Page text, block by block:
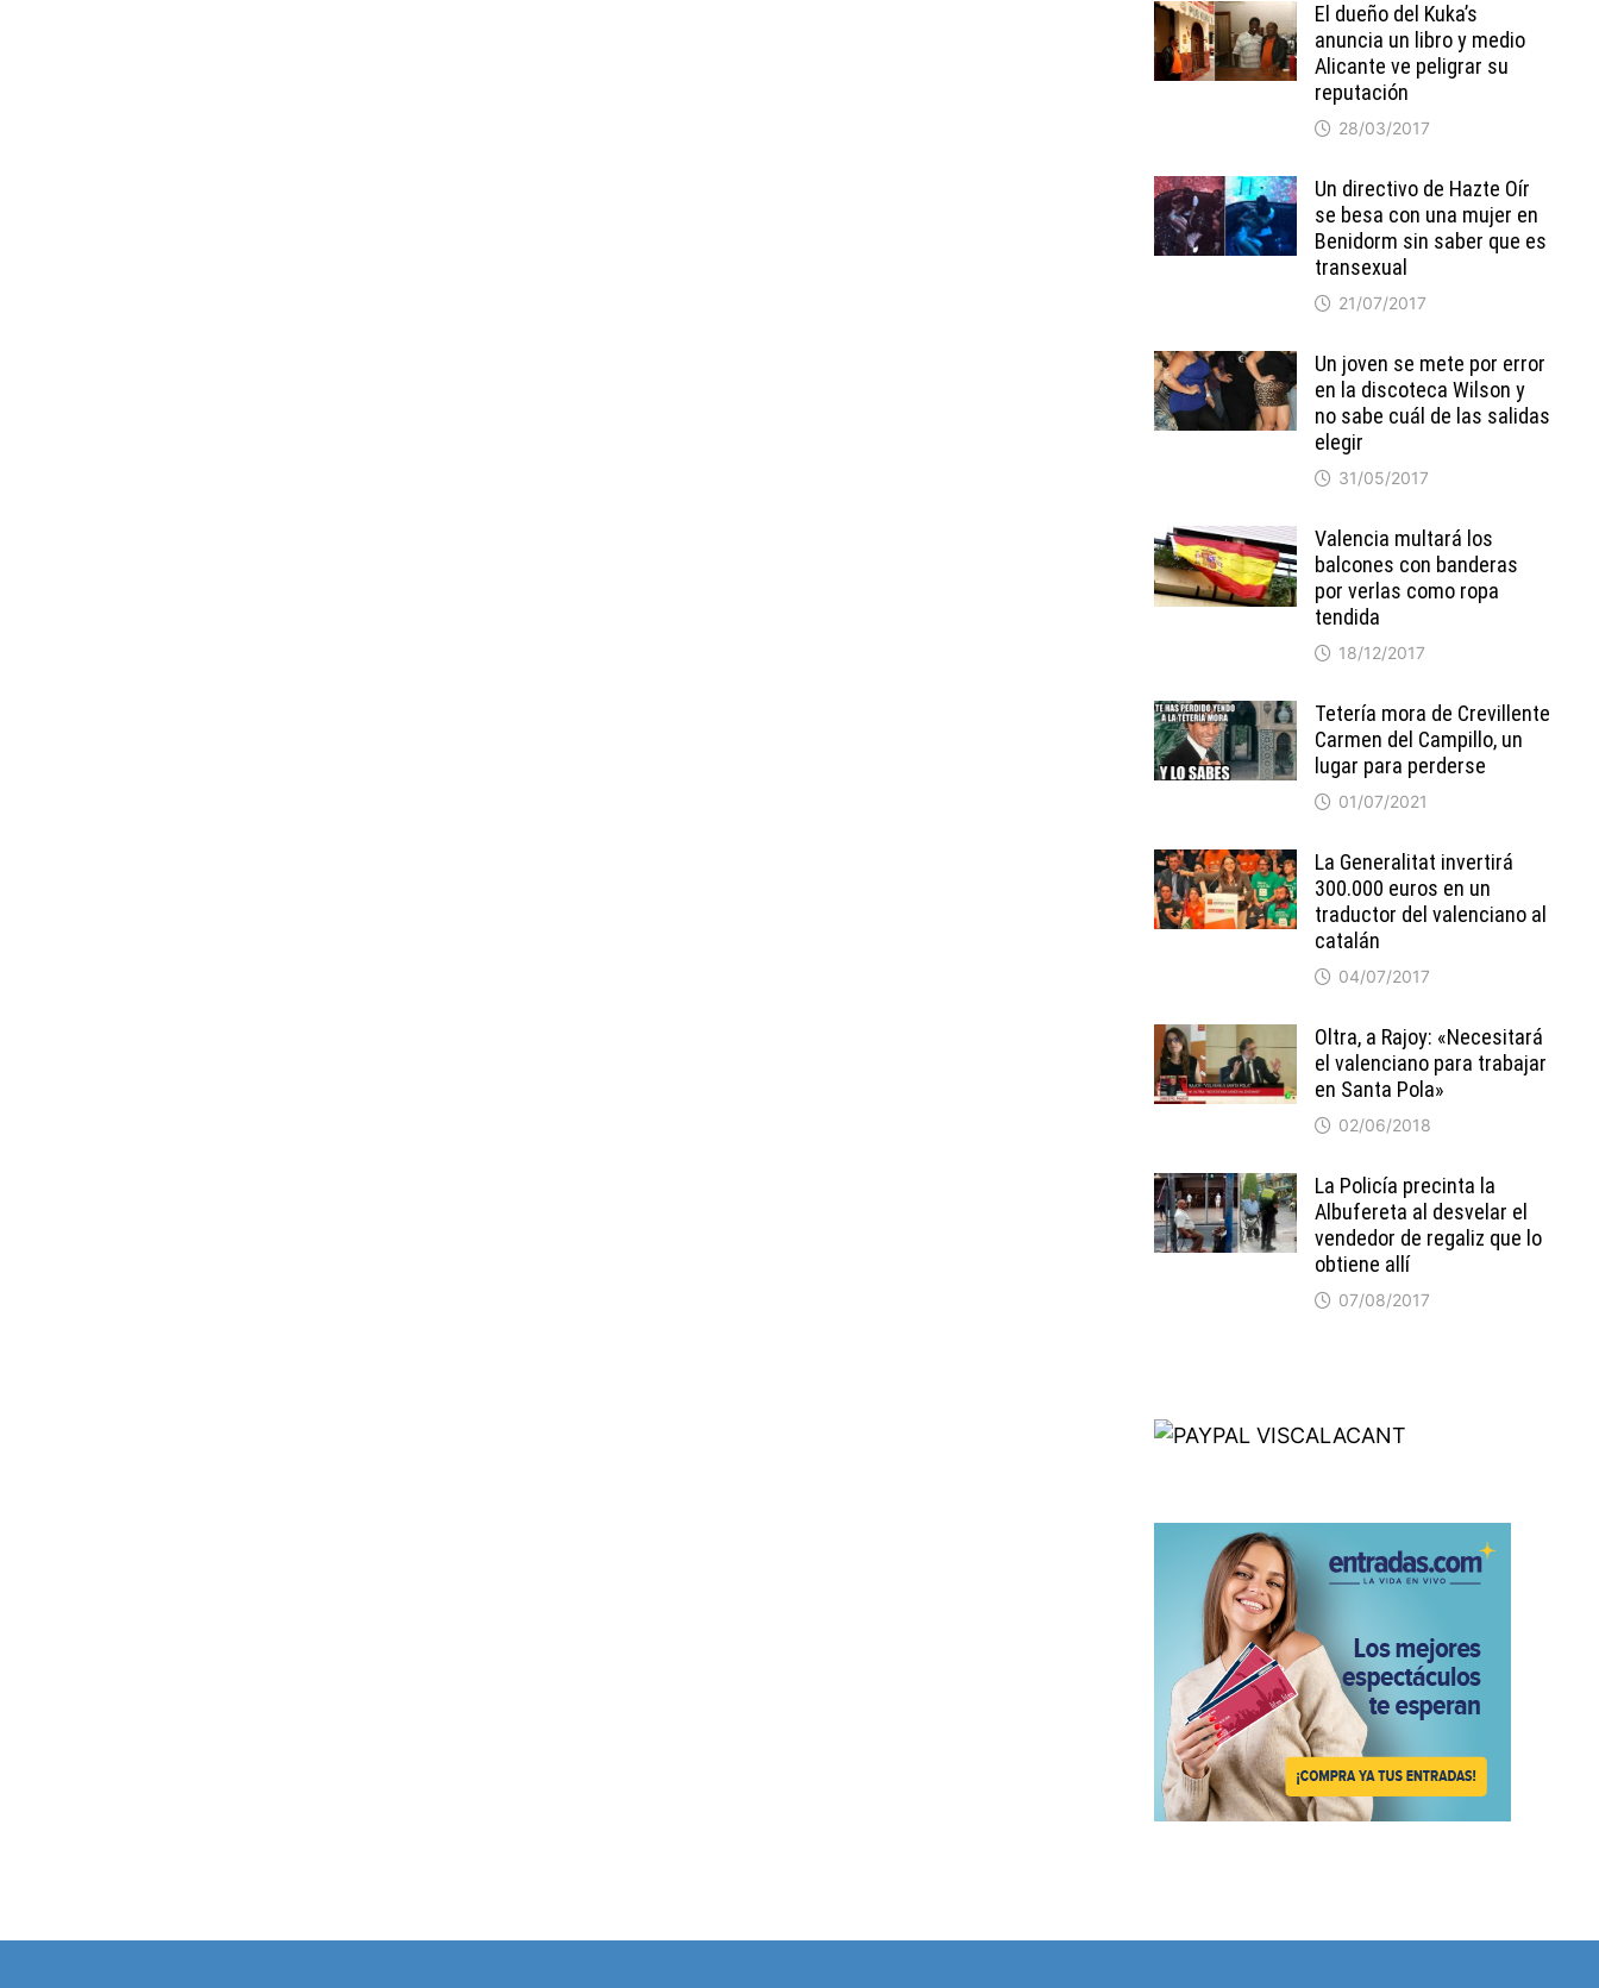
El dueño del Kuka’s
anuncia un libro y medio
Alicante ve peligrar su
reputación
28/03/2017
Un directivo de Hazte Oír
se besa con una mujer en
Benidorm sin saber que es
transexual
21/07/2017
Un joven se mete por error
en la discoteca Wilson y
no sabe cuál de las salidas
elegir
31/05/2017
Valencia multará los
balcones con banderas
por verlas como ropa
tendida
18/12/2017
Tetería mora de Crevillente
Carmen del Campillo, un
lugar para perderse
01/07/2021
La Generalitat invertirá
300.000 euros en un
traductor del valenciano al
catalán
04/07/2017
Oltra, a Rajoy: «Necesitará
el valenciano para trabajar
en Santa Pola»
02/06/2018
La Policía precinta la
Albufereta al desvelar el
vendedor de regaliz que lo
obtiene allí
07/08/2017